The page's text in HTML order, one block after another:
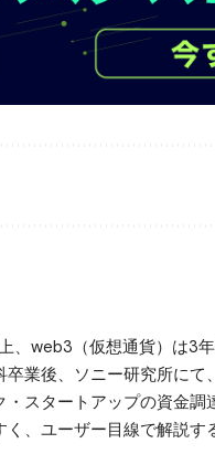
web3（仮想通貨）は3
業後、ソニー研究所に
スタートアップの資金
、ユーザー目線で解説す